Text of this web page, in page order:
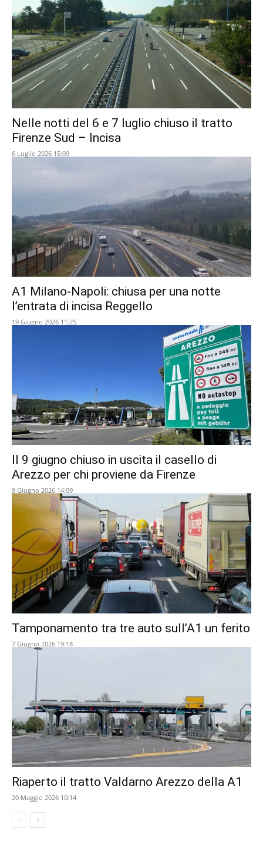
Nelle notti del 6 e 7 luglio chiuso il tratto
Firenze Sud – Incisa
6 Luglio 2026 15:09
A1 Milano-Napoli: chiusa per una notte
l’entrata di incisa Reggello
19 Giugno 2026 11:25
Il 9 giugno chiuso in uscita il casello di
Arezzo per chi proviene da Firenze
9 Giugno 2026 14:09
Tamponamento tra tre auto sull’A1 un ferito
7 Giugno 2026 19:18
Riaperto il tratto Valdarno Arezzo della A1
20 Maggio 2026 10:14